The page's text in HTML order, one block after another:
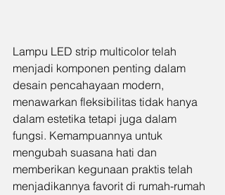
Lampu LED strip multicolor telah
menjadi komponen penting dalam
desain pencahayaan modern,
menawarkan fleksibilitas tidak hanya
dalam estetika tetapi juga dalam
fungsi. Kemampuannya untuk
mengubah suasana hati dan
memberikan kegunaan praktis telah
menjadikannya favorit di rumah-rumah